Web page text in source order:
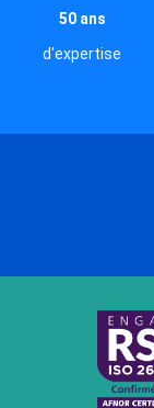
50 ans
d'expertise